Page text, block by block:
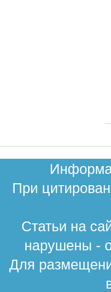
При
Статьи на
нарушены -
Для